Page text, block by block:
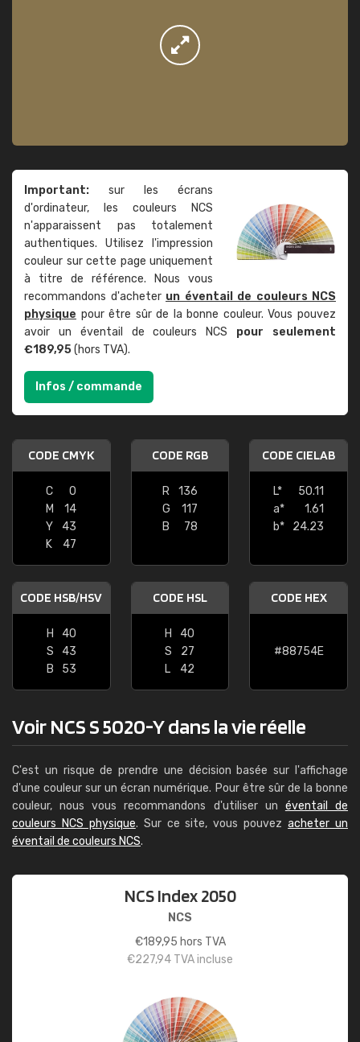
Important: sur les écrans
d'ordinateur, les couleurs NCS
n'apparaissent pas totalement
authentiques. Utilisez l'impression
couleur sur cette page uniquement
à titre de référence. Nous vous
recommandons d'acheter un éventail de couleurs NCS
physique pour être sûr de la bonne couleur. Vous pouvez
avoir un éventail de couleurs NCS pour seulement
€189,95(hors TVA).
Infos / commande
CODE CMYK
C
0
M
14
Y
43
K
47
CODE RGB
R
136
G
117
B
78
CODE CIELAB
L*
50.11
a*
1.61
b*
24.23
CODE HSB/HSV
H
40
S
43
B
53
CODE HSL
H
40
S
27
L
42
CODE HEX
#88754E
Voir NCS S 5020-Y dans la vie réelle
C'est un risque de prendre une décision basée sur l'affichage
d'une couleur sur un écran numérique. Pour être sûr de la bonne
couleur, nous vous recommandons d'utiliser un éventail de
couleurs NCS physique. Sur ce site, vous pouvezacheter un
éventail de couleurs NCS.
NCS Index 2050
NCS
€189,95 hors TVA
€227,94 TVA incluse